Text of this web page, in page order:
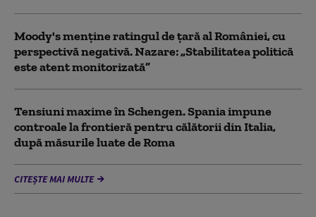
Moody's menține ratingul de țară al României, cu
perspectivă negativă. Nazare: „Stabilitatea politică
este atent monitorizată”
Tensiuni maxime în Schengen. Spania impune
controale la frontieră pentru călătorii din Italia,
după măsurile luate de Roma
CITEȘTE MAI MULTE